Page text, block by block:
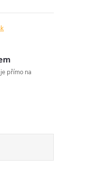
přímo na